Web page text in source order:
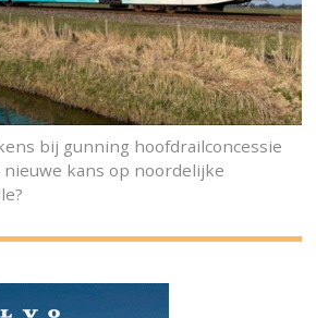
bij gunning hoofdrailconcessie
kans op noordelijke